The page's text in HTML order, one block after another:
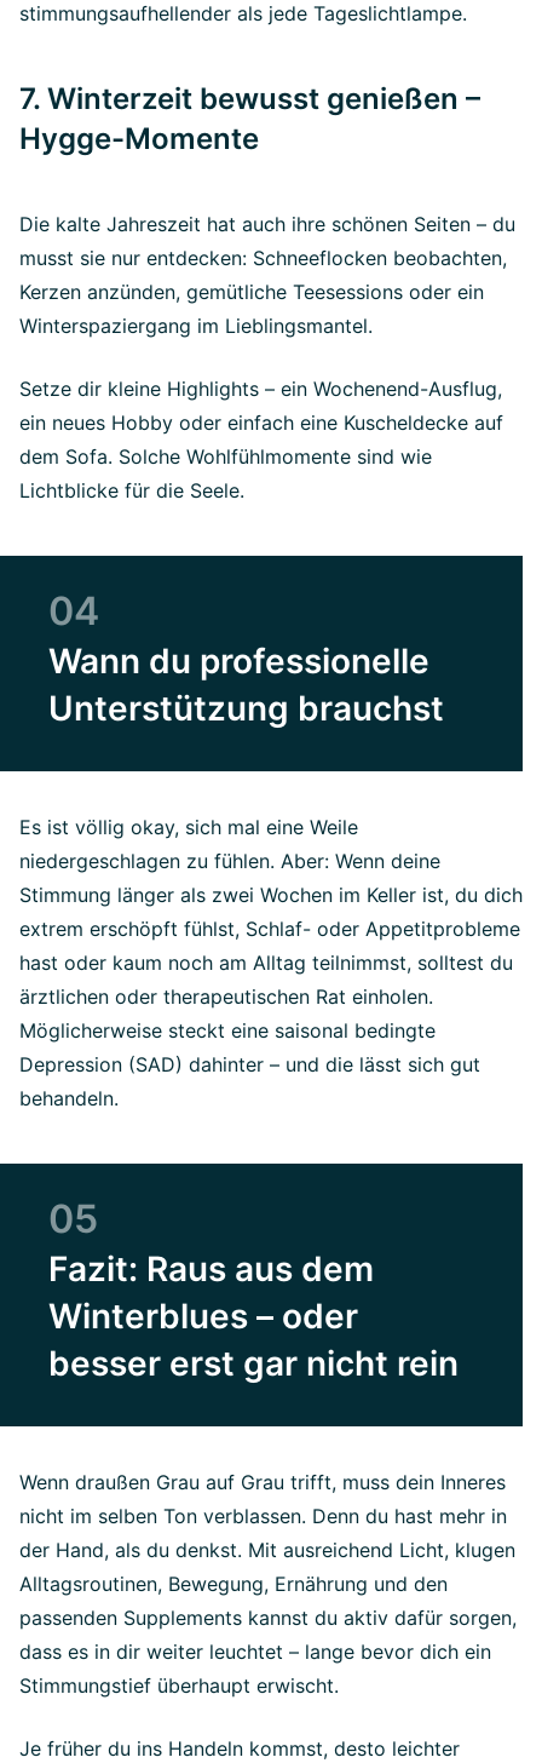
stimmungsaufhellender als jede Tageslichtlampe.
7. Winterzeit bewusst genießen –
Hygge-Momente
Die kalte Jahreszeit hat auch ihre schönen Seiten – du
musst sie nur entdecken: Schneeflocken beobachten,
Kerzen anzünden, gemütliche Teesessions oder ein
Winterspaziergang im Lieblingsmantel.
Setze dir kleine Highlights – ein Wochenend-Ausflug,
ein neues Hobby oder einfach eine Kuscheldecke auf
dem Sofa. Solche Wohlfühlmomente sind wie
Lichtblicke für die Seele.
04
Wann du professionelle
Unterstützung brauchst
Es ist völlig okay, sich mal eine Weile
niedergeschlagen zu fühlen. Aber: Wenn deine
Stimmung länger als zwei Wochen im Keller ist, du dich
extrem erschöpft fühlst, Schlaf- oder Appetitprobleme
hast oder kaum noch am Alltag teilnimmst, solltest du
ärztlichen oder therapeutischen Rat einholen.
Möglicherweise steckt eine saisonal bedingte
Depression (SAD) dahinter – und die lässt sich gut
behandeln.
05
Fazit: Raus aus dem
Winterblues – oder
besser erst gar nicht rein
Wenn draußen Grau auf Grau trifft, muss dein Inneres
nicht im selben Ton verblassen. Denn du hast mehr in
der Hand, als du denkst. Mit ausreichend Licht, klugen
Alltagsroutinen, Bewegung, Ernährung und den
passenden Supplements kannst du aktiv dafür sorgen,
dass es in dir weiter leuchtet – lange bevor dich ein
Stimmungstief überhaupt erwischt.
Je früher du ins Handeln kommst, desto leichter